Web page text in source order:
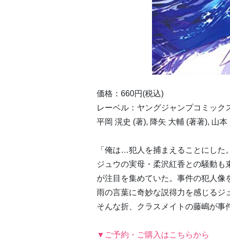
価格：660円(税込)
レーベル：ヤングジャンプコミック
平岡 滉史 (著), 降矢 大輔 (著著), 山
「俺は…犯人を捕まえることにした
ジュウの実母・柔沢紅香との騒動も
が注目を集めていた。事件の犯人像
雨の言葉に奇妙な説得力を感じるジ
そんな折、クラスメイトの藤嶋が事
▼ご予約・ご購入はこちらから